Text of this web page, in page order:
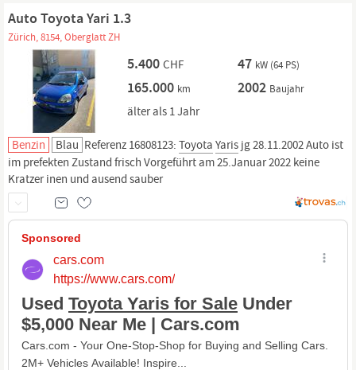
Auto Toyota Yari 1.3
Zürich, 8154, Oberglatt ZH
5.400 CHF 47 kW (64 PS)
165.000 km 2002 Baujahr
älter als 1 Jahr
Benzin Blau Referenz 16808123: Toyota Yaris jg 28.11.2002 Auto ist
im prefekten Zustand frisch Vorgeführt am 25.Januar 2022 keine
Kratzer inen und ausend sauber